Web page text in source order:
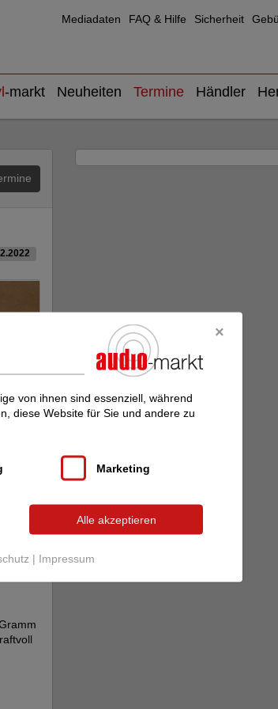
Mediadaten FAQ & Hilfe Sicherheit
-markt Neuheiten Termine Händler
von ihnen sind essenziell, während
diese Website für Sie und andere zu
| Impressum
Marketing
Alle akzeptieren